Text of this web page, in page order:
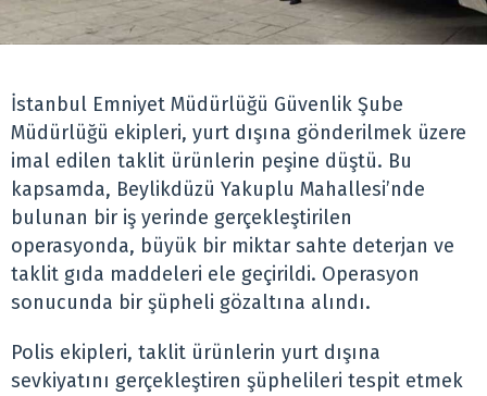
İstanbul Emniyet Müdürlüğü Güvenlik Şube
Müdürlüğü ekipleri, yurt dışına gönderilmek üzere
imal edilen taklit ürünlerin peşine düştü. Bu
kapsamda, Beylikdüzü Yakuplu Mahallesi’nde
bulunan bir iş yerinde gerçekleştirilen
operasyonda, büyük bir miktar sahte deterjan ve
taklit gıda maddeleri ele geçirildi. Operasyon
sonucunda bir şüpheli gözaltına alındı.
Polis ekipleri, taklit ürünlerin yurt dışına
sevkiyatını gerçekleştiren şüphelileri tespit etmek